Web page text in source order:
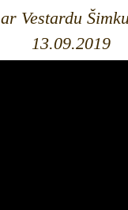
ar Vestardu
13.09.2019